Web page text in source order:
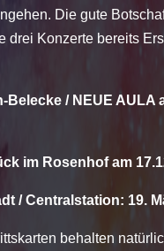
Die gute
drei Konzerte bereits
Belecke / NEUE AULA
im Rosenhof am
/ Centralstation: 19.
behalten